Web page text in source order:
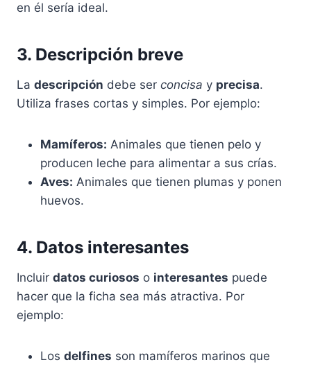
en él sería ideal.
3. Descripción breve
La descripción debe ser concisa y precisa.
Utiliza frases cortas y simples. Por ejemplo:
Mamíferos: Animales que tienen pelo y
producen leche para alimentar a sus crías.
Aves: Animales que tienen plumas y ponen
huevos.
4. Datos interesantes
Incluir datos curiosos o interesantes puede
hacer que la ficha sea más atractiva. Por
ejemplo:
Los delfines son mamíferos marinos que